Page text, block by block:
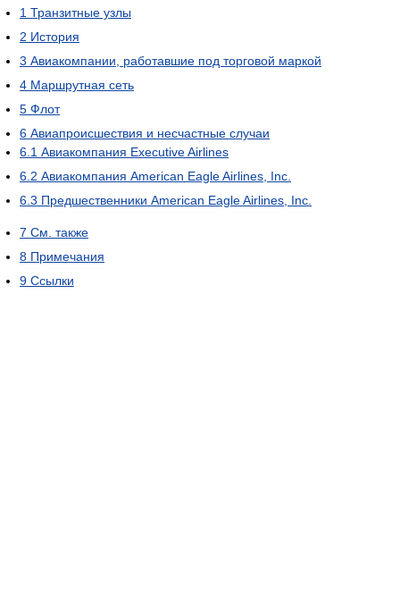
1 Транзитные узлы
2 История
3 Авиакомпании, работавшие под торговой маркой
4 Маршрутная сеть
5 Флот
6 Авиапроисшествия и несчастные случаи
6.1 Авиакомпания Executive Airlines
6.2 Авиакомпания American Eagle Airlines, Inc.
6.3 Предшественники American Eagle Airlines, Inc.
7 См. также
8 Примечания
9 Ссылки